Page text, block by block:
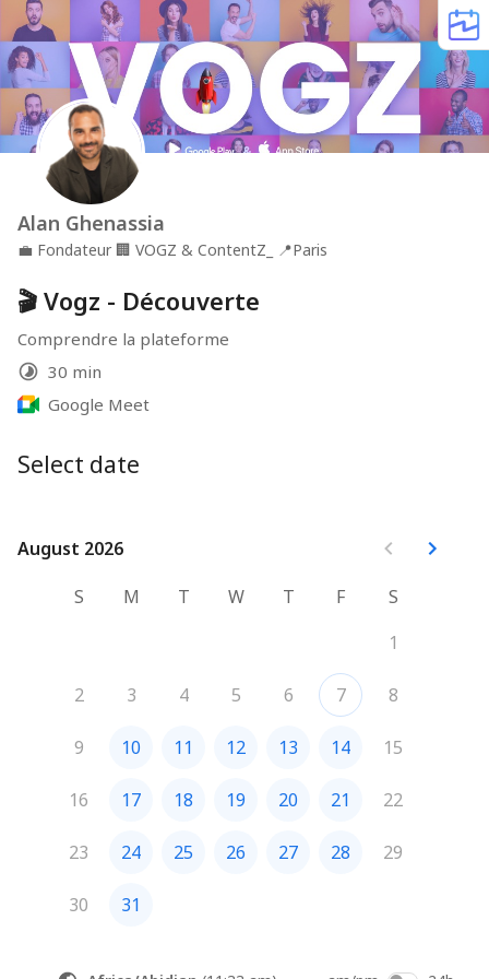
Alan Ghenassia
💼 Fondateur 🏢 VOGZ & ContentZ_ 📍Paris
🎬 Vogz - Découverte
Comprendre la plateforme
30 min
Google Meet
Select date
August 2026
August 2026
S
M T W T F
S
1
2 3 4 5 6 7 8
9 10 11 12 13 14 15
16 17 18 19 20 21 22
23 24 25 26 27 28 29
30 31